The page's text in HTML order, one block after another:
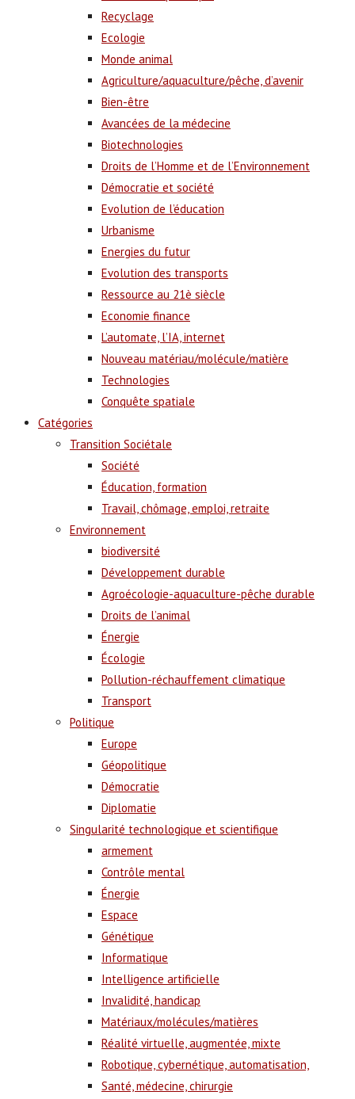
Recyclage
Ecologie
Monde animal
Agriculture/aquaculture/pêche, d’avenir
Bien-être
Avancées de la médecine
Biotechnologies
Droits de l’Homme et de l’Environnement
Démocratie et société
Evolution de l’éducation
Urbanisme
Energies du futur
Evolution des transports
Ressource au 21è siècle
Economie finance
L’automate, l’IA, internet
Nouveau matériau/molécule/matière
Technologies
Conquête spatiale
Catégories
Transition Sociétale
Société
Éducation, formation
Travail, chômage, emploi, retraite
Environnement
biodiversité
Développement durable
Agroécologie-aquaculture-pêche durable
Droits de l’animal
Énergie
Écologie
Pollution-réchauffement climatique
Transport
Politique
Europe
Géopolitique
Démocratie
Diplomatie
Singularité technologique et scientifique
armement
Contrôle mental
Énergie
Espace
Génétique
Informatique
Intelligence artificielle
Invalidité, handicap
Matériaux/molécules/matières
Réalité virtuelle, augmentée, mixte
Robotique, cybernétique, automatisation,
Santé, médecine, chirurgie